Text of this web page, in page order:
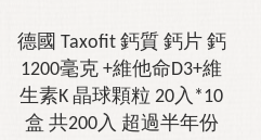
德國 Taxofit 鈣質 鈣片 鈣
1200毫克 +維他命D3+維
生素K 晶球顆粒 20入*10
盒 共200入 超過半年份